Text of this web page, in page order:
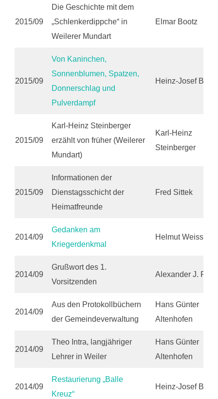
2015/09
Die Geschichte mit dem
„Schlenkerdippche“ in
Weilerer Mundart
Elmar Bootz
2015/09
Von Kaninchen,
Sonnenblumen, Spatzen,
Donnerschlag und
Pulverdampf
Heinz-Josef Bell
2015/09
Karl-Heinz Steinberger
erzählt von früher (Weilerer
Mundart)
Karl-Heinz
Steinberger
2015/09
Informationen der
Dienstagsschicht der
Heimatfreunde
Fred Sittek
2014/09
Gedanken am
Kriegerdenkmal
Helmut Weiss
2014/09
Grußwort des 1.
Vorsitzenden
Alexander J. Pohl
2014/09
Aus den Protokollbüchern
der Gemeindeverwaltung
Hans Günter
Altenhofen
2014/09
Theo Intra, langjähriger
Lehrer in Weiler
Hans Günter
Altenhofen
2014/09
Restaurierung „Balle
Kreuz“
Heinz-Josef Bell